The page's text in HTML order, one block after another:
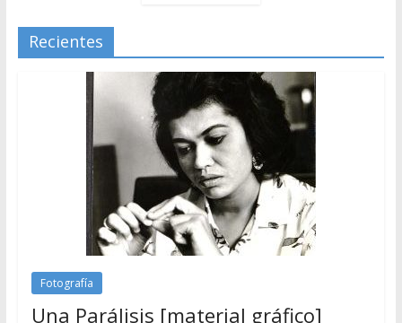
Recientes
Fotografía
Una Parálisis [material gráfico]